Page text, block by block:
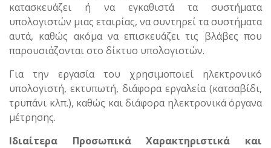
κατασκευάζει ή να εγκαθιστά τα συστήματα
υπολογιστών μιας εταιρίας, να συντηρεί τα συστήματα
αυτά, καθώς ακόμα να επισκευάζει τις βλάβες που
παρουσιάζονται στο δίκτυο υπολογιστών.
Για την εργασία του χρησιμοποιεί ηλεκτρονικό
υπολογιστή, εκτυπωτή, διάφορα εργαλεία (κατσαβίδι,
τρυπάνι κλπ.), καθώς και διάφορα ηλεκτρονικά όργανα
μέτρησης.
Ιδιαίτερα Προσωπικά Χαρακτηριστικά και